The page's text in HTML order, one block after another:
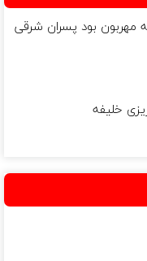
مهربون بود پسران شرقی
خلیفه